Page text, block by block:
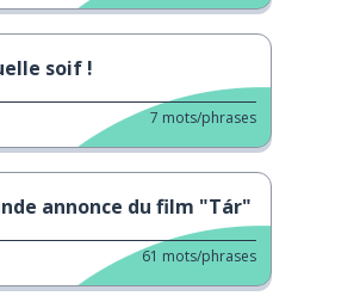
soif !
7 mots/phrases
annonce du film "Tár"
61 mots/phrases